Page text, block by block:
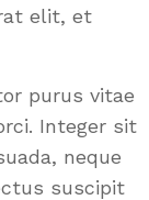
elit, et
purus vitae
Integer sit
neque
suscipit